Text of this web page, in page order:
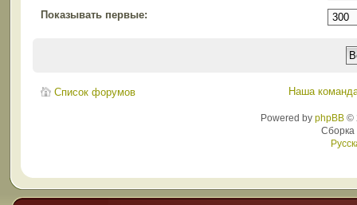
Показывать первые:
Список форумов Наша
Powered by phpBB©